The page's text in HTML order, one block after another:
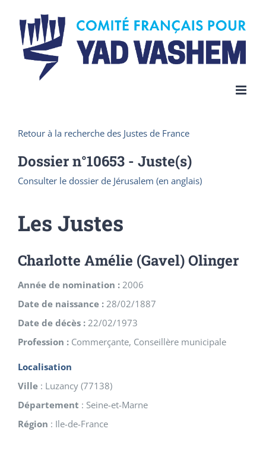
content
Retour à la recherche des Justes de France
Dossier n°10653 - Juste(s)
Consulter le dossier de Jérusalem (en anglais)
Les Justes
Charlotte Amélie (Gavel) Olinger
Année de nomination : 2006
Date de naissance : 28/02/1887
Date de décès : 22/02/1973
Profession : Commerçante, Conseillère municipale
Localisation
Ville : Luzancy (77138)
Département : Seine-et-Marne
Région : Ile-de-France